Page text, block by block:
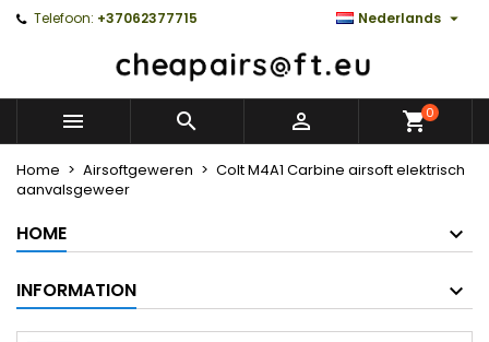
Telefoon: +37062377715 Nederlands 
   0
Home Airsoftgeweren
Colt M4A1 Carbine airsoft elektrisch
aanvalsgeweer
HOME
INFORMATION